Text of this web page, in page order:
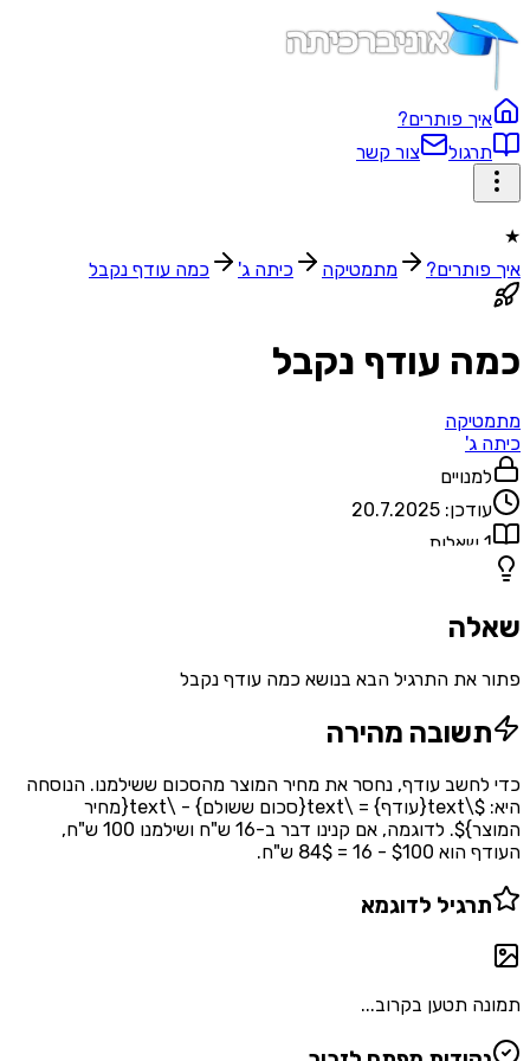
איך פותרים?
תרגול
צור קשר
★
איך פותרים?
מתמטיקה כיתה ג' כמה עודף נקבל
כמה עודף נקבל
מתמטיקה
כיתה ג'
למנויים
עודכן: 20.7.2025
1 שאלות
שאלה
פתור את התרגיל הבא בנושא כמה עודף נקבל
תשובה מהירה
כדי לחשב עודף, נחסר את מחיר המוצר מהסכום ששילמנו. הנוסחה
היא: $\text{עודף} = \text{סכום ששולם} - \text{מחיר
המוצר}$. לדוגמה, אם קנינו דבר ב-16 ש"ח ושילמנו 100 ש"ח,
העודף הוא $100 - 16 = 84$ ש"ח.
תרגיל לדוגמא
תמונה תטען בקרוב...